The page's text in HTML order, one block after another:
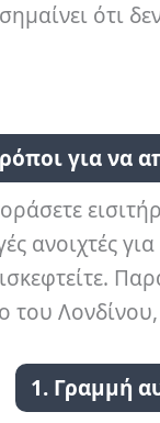
ότι
για να
ανοιχτές
του
1. Γραμμή